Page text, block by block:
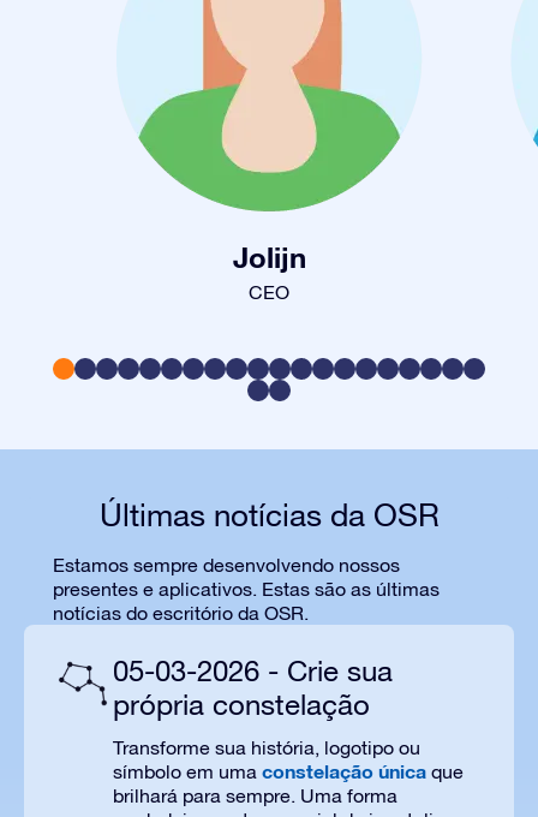
Jolijn
CEO
Últimas notícias da OSR
Estamos sempre desenvolvendo nossos
presentes e aplicativos. Estas são as últimas
notícias do escritório da OSR.
05-03-2026 - Crie sua
própria constelação
Transforme sua história, logotipo ou
símbolo em uma constelação única que
brilhará para sempre. Uma forma